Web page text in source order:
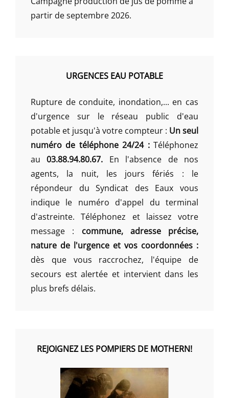
partir de septembre 2026.
URGENCES EAU POTABLE
Rupture de conduite, inondation,... en cas
d'urgence sur le réseau public d'eau
potable et jusqu'à votre compteur : Un seul
numéro de téléphone 24/24 :Téléphonez
au03.88.94.80.67. En l'absence de nos
agents, la nuit, les jours fériés : le
répondeur du Syndicat des Eaux vous
indique le numéro d'appel du terminal
d'astreinte. Téléphonez et laissez votre
message : commune, adresse précise,
nature de l'urgence et vos coordonnées :
dès que vous raccrochez, l'équipe de
secours est alertée et intervient dans les
plus brefs délais.
REJOIGNEZ LES POMPIERS DE MOTHERN!